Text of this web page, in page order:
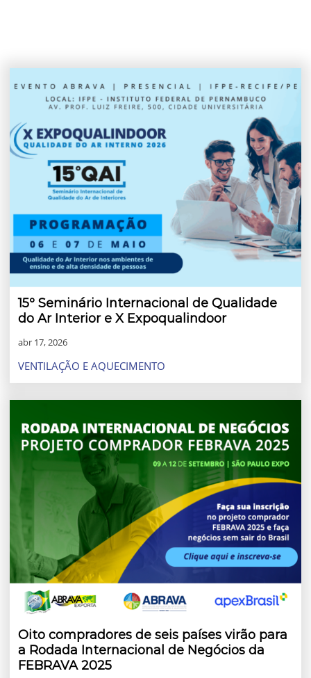
15º Seminário Internacional de Qualidade
do Ar Interior e X Expoqualindoor
abr 17, 2026
VENTILAÇÃO E AQUECIMENTO
Oito compradores de seis países virão para
a Rodada Internacional de Negócios da
FEBRAVA 2025